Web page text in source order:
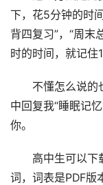
下，花5分钟的时
背四复习”，“周末
时的时间，就记住
不懂怎么说的也
中回复我“睡眠记
你。
高中生可以下
词，词表是PDF版